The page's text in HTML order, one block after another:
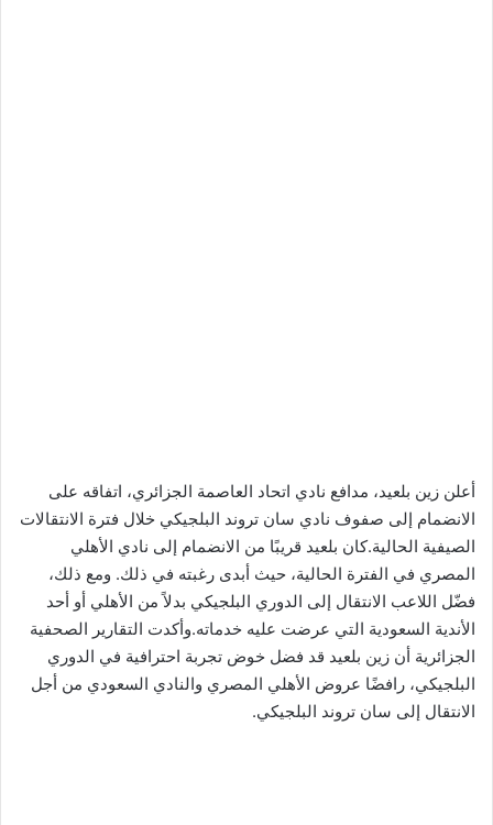
أعلن زين بلعيد، مدافع نادي اتحاد العاصمة الجزائري، اتفاقه على
الانضمام إلى صفوف نادي سان تروند البلجيكي خلال فترة الانتقالات
الصيفية الحالية.كان بلعيد قريبًا من الانضمام إلى نادي الأهلي
المصري في الفترة الحالية، حيث أبدى رغبته في ذلك. ومع ذلك،
فضّل اللاعب الانتقال إلى الدوري البلجيكي بدلاً من الأهلي أو أحد
الأندية السعودية التي عرضت عليه خدماته.وأكدت التقارير الصحفية
الجزائرية أن زين بلعيد قد فضل خوض تجربة احترافية في الدوري
البلجيكي، رافضًا عروض الأهلي المصري والنادي السعودي من أجل
الانتقال إلى سان تروند البلجيكي.